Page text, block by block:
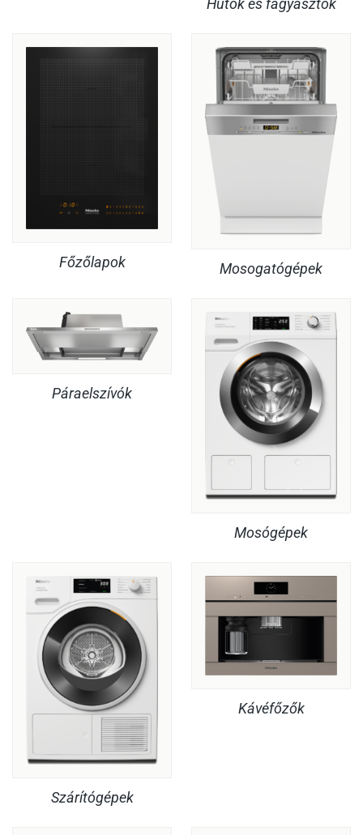
Hűtők és fagyasztók
Főzőlapok Mosogatógépek
Páraelszívók
Mosógépek
Szárítógépek
Kávéfőzők